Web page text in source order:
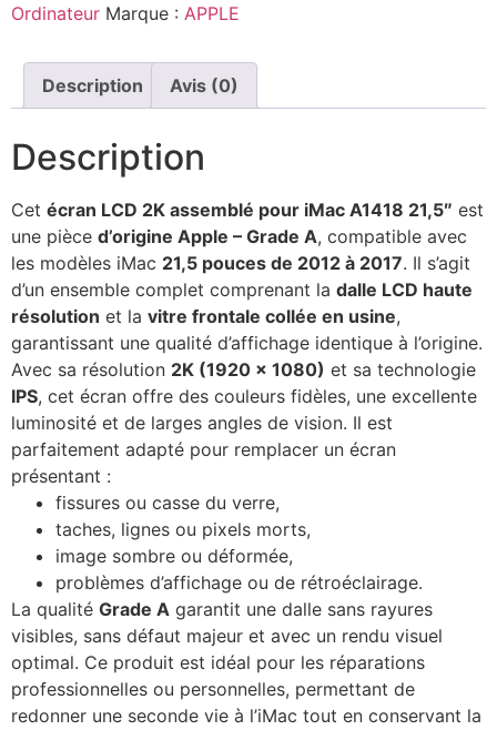
Ordinateur Marque : APPLE
Description Avis (0)
Description
Cet écran LCD 2K assemblé pour iMac A1418 21,5″ est
une pièce d’origine Apple – Grade A, compatible avec
les modèles iMac 21,5 pouces de 2012 à 2017. Il s’agit
d’un ensemble complet comprenant la dalle LCD haute
résolution et la vitre frontale collée en usine,
garantissant une qualité d’affichage identique à l’origine.
Avec sa résolution 2K (1920 × 1080) et sa technologie
IPS, cet écran offre des couleurs fidèles, une excellente
luminosité et de larges angles de vision. Il est
parfaitement adapté pour remplacer un écran
présentant :
fissures ou casse du verre,
taches, lignes ou pixels morts,
image sombre ou déformée,
problèmes d’affichage ou de rétroéclairage.
La qualité Grade A garantit une dalle sans rayures
visibles, sans défaut majeur et avec un rendu visuel
optimal. Ce produit est idéal pour les réparations
professionnelles ou personnelles, permettant de
redonner une seconde vie à l’iMac tout en conservant la